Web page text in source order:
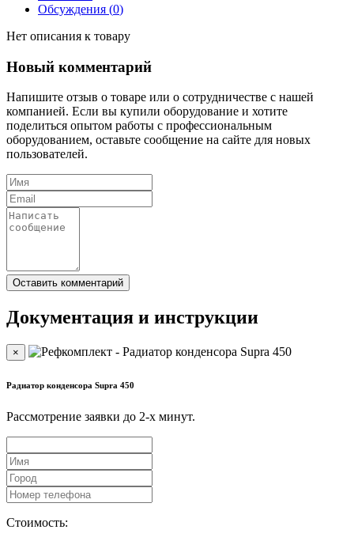
Обсуждения (0)
Нет описания к товару
Новый комментарий
Напишите отзыв о товаре или о сотрудничестве с нашей
компанией. Если вы купили оборудование и хотите
поделиться опытом работы с профессиональным
оборудованием, оставьте сообщение на сайте для новых
пользователей.
Документация и инструкции
×
Радиатор конденсора Supra 450
Рассмотрение заявки до 2-x минут.
Стоимость: